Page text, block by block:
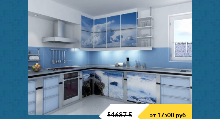
54687.5 от 17500 руб.